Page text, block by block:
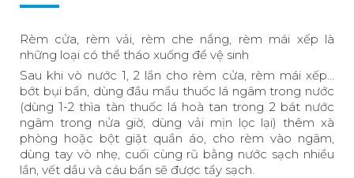
Rèm cửa, rèm vải, rèm che nắng, rèm mái xếp là
những loại có thể tháo xuống để vệ sinh
Sau khi vò nước 1, 2 lần cho rèm cửa, rèm mái xếp...
bớt bụi bẩn, dùng đầu mẩu thuốc lá ngâm trong nước
(dùng 1-2 thìa tàn thuốc lá hoà tan trong 2 bát nước
ngâm trong nửa giờ, dùng vải mịn lọc lại) thêm xà
phòng hoặc bột giặt quần áo, cho rèm vào ngâm,
dùng tay vò nhẹ, cuối cùng rũ bằng nước sạch nhiều
lần, vết dầu và cáu bẩn sẽ được tẩy sạch.